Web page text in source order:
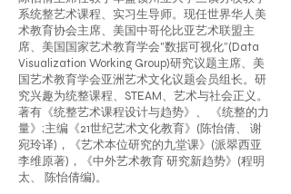
系统整艺术课程、实习生导师。现任世界华人美
术教育协会主席、美国中哥伦比亚艺术联盟主
席、美国国家艺术教育学会"数据可视化”(Data
Visualization Working Group)研究议题主席、美
国艺术教育学会亚洲艺术文化议题会员组长。研
究兴趣为统整课程、STEAM、艺术与社会正义。
著有《统整艺术课程设计与趋势》、 《统整的力
量》;主编《21世纪艺术文化教育》(陈怡倩、 谢
宛玲译)，《艺术本位研究的九堂课》(派翠西亚
李维原著)，《中外艺术教育 研究新趋势》(程明
太、 陈怡倩编)。